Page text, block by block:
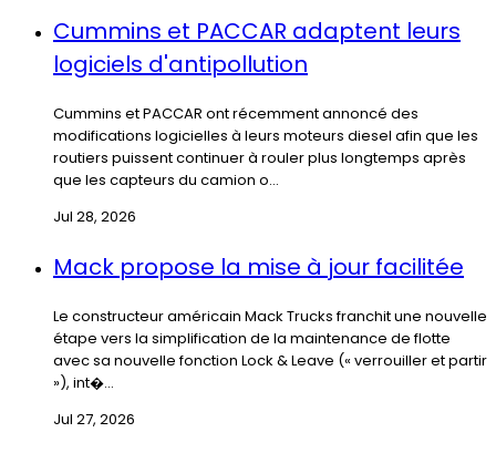
Cummins et PACCAR adaptent leurs
logiciels d'antipollution
Cummins et PACCAR ont récemment annoncé des
modifications logicielles à leurs moteurs diesel afin que les
routiers puissent continuer à rouler plus longtemps après
que les capteurs du camion o...
Jul 28, 2026
Mack propose la mise à jour facilitée
Le constructeur américain Mack Trucks franchit une nouvelle
étape vers la simplification de la maintenance de flotte
avec sa nouvelle fonction Lock & Leave (« verrouiller et partir
»), int�...
Jul 27, 2026